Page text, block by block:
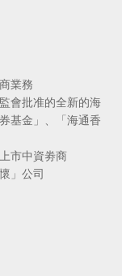
業務
會批准的全新的海
基金」、「海通香
市中資劵商
」公司